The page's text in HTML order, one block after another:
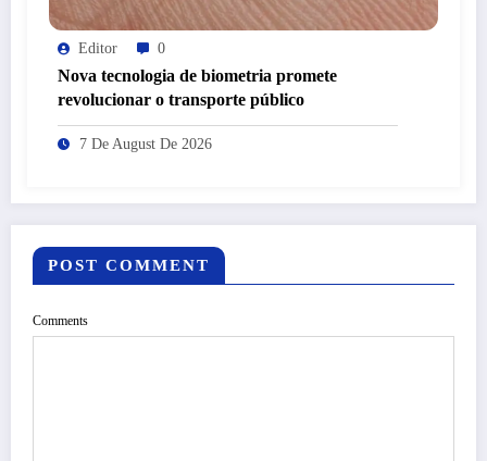
Editor 0
Nova tecnologia de biometria promete
revolucionar o transporte público
7 De August De 2026
POST COMMENT
Comments